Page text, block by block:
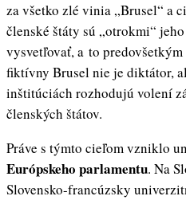
za všetko zlé vinia „Brusel“ a
členské štáty sú „otrokmi“
vysvetľovať, a to
fiktívny Brusel nie je diktátor,
inštitúciách rozhodujú volení
členských štátov.
Práve s týmto cieľom vzniklo
Európskeho parlamentu. Na
Slovensko-francúzsky